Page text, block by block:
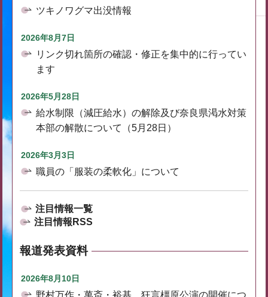
ツキノワグマ出没情報
2026年8月7日
リンク切れ箇所の確認・修正を集中的に行ってい
ます
2026年5月28日
給水制限（減圧給水）の解除及び奈良県渇水対策
本部の解散について（5月28日）
2026年3月3日
職員の「服装の柔軟化」について
注目情報一覧
注目情報RSS
報道発表資料
2026年8月10日
野村万作・萬斎・裕基 狂言橿原公演の開催につ